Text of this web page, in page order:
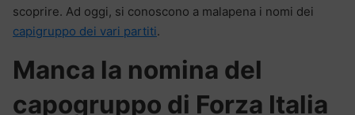
scoprire. Ad oggi, si conoscono a malapena i nomi dei
capigruppo dei vari partiti.
Manca la nomina del
capogruppo di Forza Italia